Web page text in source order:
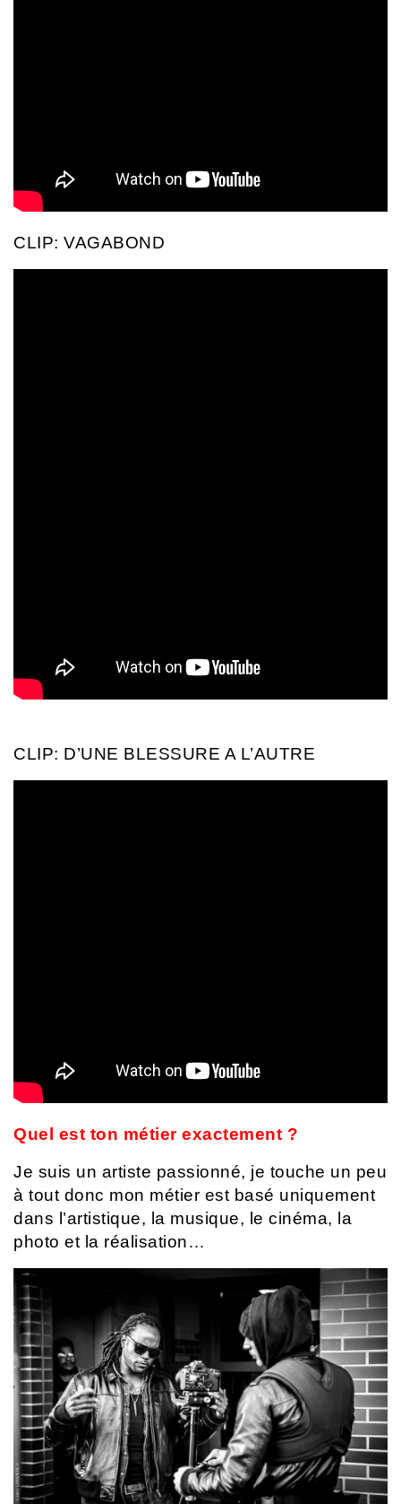
CLIP: VAGABOND
CLIP: D’UNE BLESSURE A L’AUTRE
Quel est ton métier exactement ?
Je suis un artiste passionné, je touche un peu
à tout donc mon métier est basé uniquement
dans l’artistique, la musique, le cinéma, la
photo et la réalisation…